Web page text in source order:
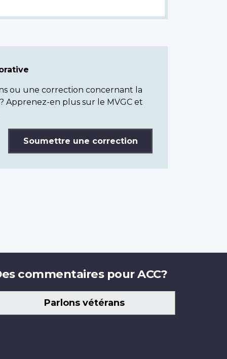
ou une correction concernant la
Apprenez-en plus sur le MVGC et
Soumettre une correction
commentaires pour ACC?
Parlons vétérans